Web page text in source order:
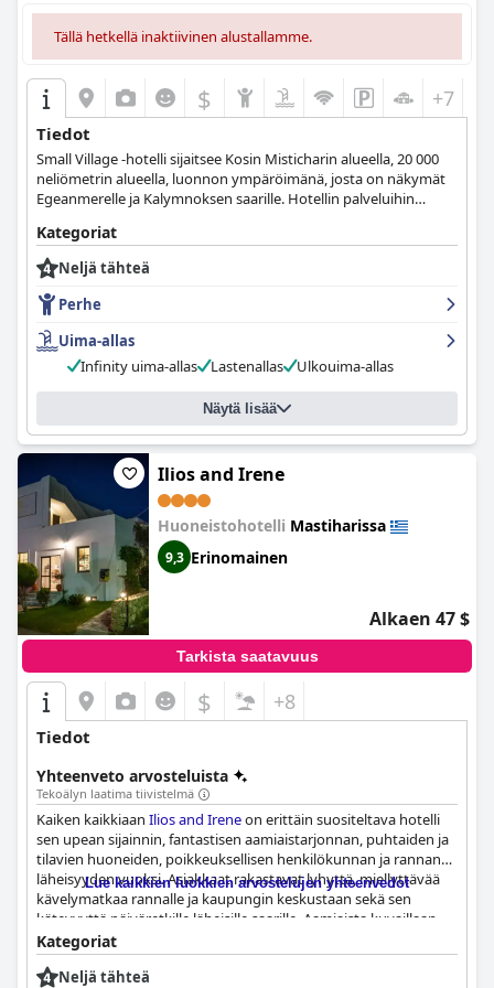
Tällä hetkellä inaktiivinen alustallamme.
$ +7
Tiedot
Small Village -hotelli sijaitsee Kosin Misticharin alueella, 20 000
neliömetrin alueella, luonnon ympäröimänä, josta on näkymät
Egeanmerelle ja Kalymnoksen saarille. Hotellin palveluihin
nauttia perinteistä kreikkalaista ruokaa ja osallistua
ruoanlaittoseminaareihin.
Kategoriat
Neljä tähteä
Perhe
Uima-allas
Infinity uima-allas
Lastenallas Ulkouima-allas
Näytä lisää
Ilios and Irene
Huoneistohotelli Mastiharissa
9,3 Erinomainen
Alkaen 47 $
Tarkista saatavuus
$ +8
Tiedot
Yhteenveto arvosteluista
Tekoälyn laatima tiivistelmä
Kaiken kaikkiaan Ilios and Ireneon erittäin suositeltava hotelli
sen upean sijainnin, fantastisen aamiaistarjonnan, puhtaiden ja
tilavien huoneiden, poikkeuksellisen henkilökunnan ja rannan
läheisyyden vuoksi. Asiakkaat rakastavat lyhyttä, miellyttävää
kävelymatkaa rannalle ja kaupungin keskustaan sekä sen
kätevyyttä päiväretkille läheisille saarille. Aamiaista kuvaillaan
hämmästyttäväksi ja runsaaksi, ja vieraat arvostavat tarjolla
olevan ruoan monipuolisuutta ja sitä valmistavan kokin
henkilökohtaista kosketusta. Huoneet ovat hyvin varusteltuja,
Lue kaikkien luokkien arvostelujen yhteenvedot
Kategoriat
Neljä tähteä